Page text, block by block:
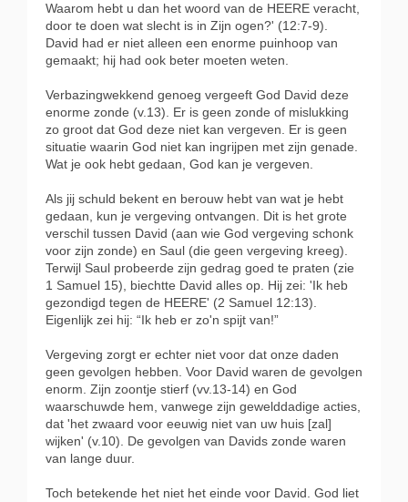
Waarom hebt u dan het woord van de HEERE veracht,
door te doen wat slecht is in Zijn ogen?' (12:7-9).
David had er niet alleen een enorme puinhoop van
gemaakt; hij had ook beter moeten weten.
Verbazingwekkend genoeg vergeeft God David deze
enorme zonde (v.13). Er is geen zonde of mislukking
zo groot dat God deze niet kan vergeven. Er is geen
situatie waarin God niet kan ingrijpen met zijn genade.
Wat je ook hebt gedaan, God kan je vergeven.
Als jij schuld bekent en berouw hebt van wat je hebt
gedaan, kun je vergeving ontvangen. Dit is het grote
verschil tussen David (aan wie God vergeving schonk
voor zijn zonde) en Saul (die geen vergeving kreeg).
Terwijl Saul probeerde zijn gedrag goed te praten (zie
1 Samuel 15), biechtte David alles op. Hij zei: 'Ik heb
gezondigd tegen de HEERE' (2 Samuel 12:13).
Eigenlijk zei hij: “Ik heb er zo'n spijt van!”
Vergeving zorgt er echter niet voor dat onze daden
geen gevolgen hebben. Voor David waren de gevolgen
enorm. Zijn zoontje stierf (vv.13-14) en God
waarschuwde hem, vanwege zijn gewelddadige acties,
dat 'het zwaard voor eeuwig niet van uw huis [zal]
wijken' (v.10). De gevolgen van Davids zonde waren
van lange duur.
Toch betekende het niet het einde voor David. God liet